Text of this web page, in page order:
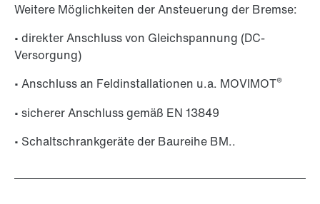
Weitere Möglichkeiten der Ansteuerung der Bremse:
• direkter Anschluss von Gleichspannung (DC-
Versorgung)
• Anschluss an Feldinstallationen u.a. MOVIMOT®
• sicherer Anschluss gemäß EN 13849
• Schaltschrankgeräte der Baureihe BM..